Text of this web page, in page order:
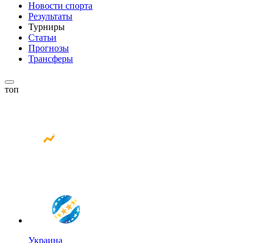
Новости спорта
Результаты
Турниры
Статьи
Прогнозы
Трансферы
топ
Украина